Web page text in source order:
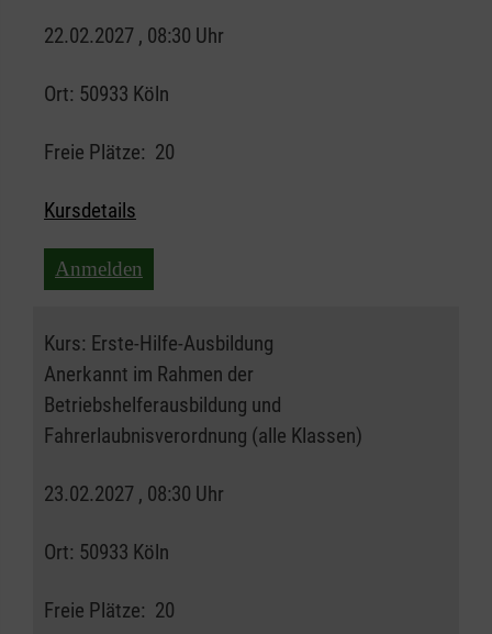
22.02.2027 , 08:30 Uhr
Ort: 50933 Köln
Freie Plätze: 20
Kursdetails
Anmelden
Kurs: Erste-Hilfe-Ausbildung
Anerkannt im Rahmen der
Betriebshelferausbildung und
Fahrerlaubnisverordnung (alle Klassen)
23.02.2027 , 08:30 Uhr
Ort: 50933 Köln
Freie Plätze: 20